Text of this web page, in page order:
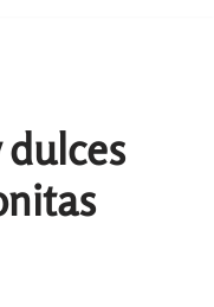
dulces